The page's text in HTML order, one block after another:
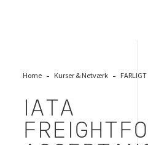
Home Kurser & Netværk
IATA